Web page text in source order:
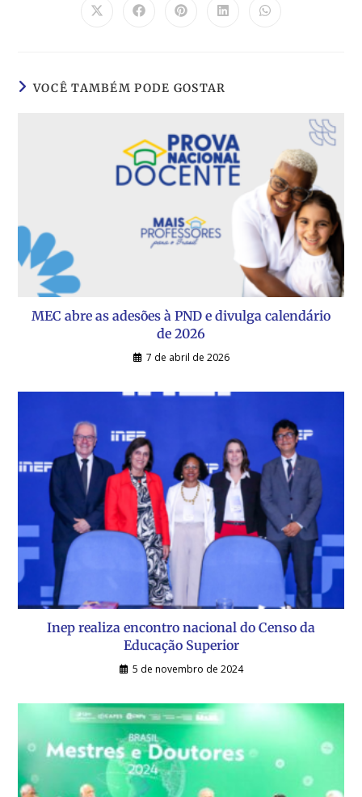
VOCÊ TAMBÉM PODE GOSTAR
MEC abre as adesões à PND e divulga calendário
de 2026
7 de abril de 2026
Inep realiza encontro nacional do Censo da
Educação Superior
5 de novembro de 2024